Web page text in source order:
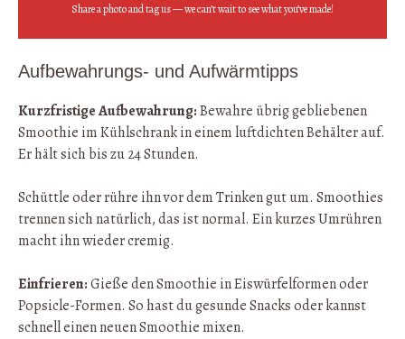
Share a photo and tag us — we can’t wait to see what you’ve made!
Aufbewahrungs- und Aufwärmtipps
Kurzfristige Aufbewahrung:Bewahre übrig gebliebenen
Smoothie im Kühlschrank in einem luftdichten Behälter auf.
Er hält sich bis zu 24 Stunden.
Schüttle oder rühre ihn vor dem Trinken gut um. Smoothies
trennen sich natürlich, das ist normal. Ein kurzes Umrühren
macht ihn wieder cremig.
Einfrieren:Gieße den Smoothie in Eiswürfelformen oder
Popsicle-Formen. So hast du gesunde Snacks oder kannst
schnell einen neuen Smoothie mixen.